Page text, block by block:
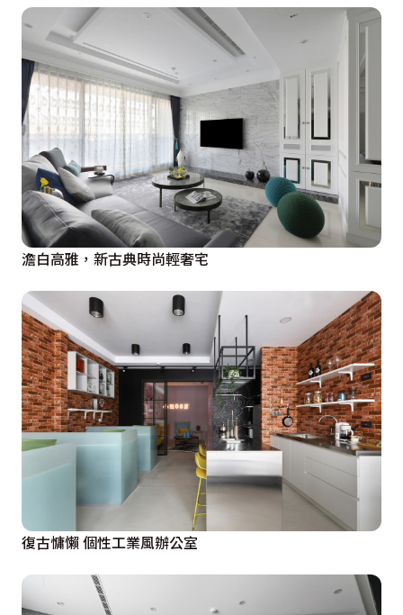
澹白高雅，新古典時尚輕奢宅
復古慵懶 個性工業風辦公室